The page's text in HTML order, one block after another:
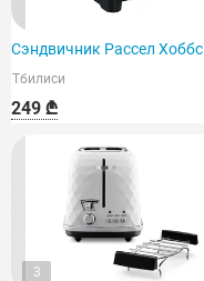
Сэндвичник Рассел Хоббс
Тбилиси
249 ₾
3